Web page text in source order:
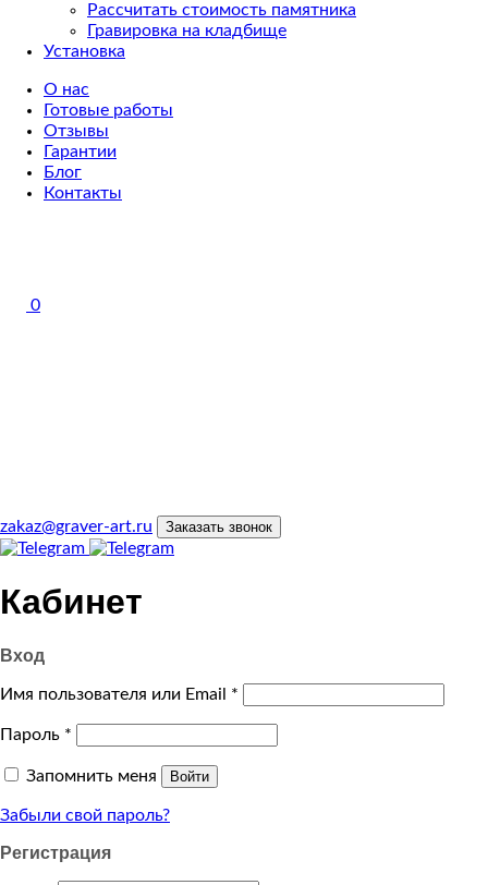
Рассчитать стоимость памятника
Гравировка на кладбище
Установка
О нас
Готовые работы
Отзывы
Гарантии
Блог
Контакты
0
zakaz@graver-art.ru Заказать звонок
Кабинет
Вход
Имя пользователя или Email *
Пароль *
Запомнить меня Войти
Забыли свой пароль?
Регистрация